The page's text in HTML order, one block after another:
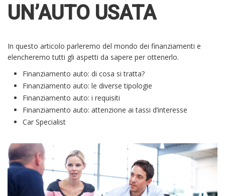
UN’AUTO USATA
In questo articolo parleremo del mondo dei finanziamenti e
elencheremo tutti gli aspetti da sapere per ottenerlo.
Finanziamento auto: di cosa si tratta?
Finanziamento auto: le diverse tipologie
Finanziamento auto: i requisiti
Finanziamento auto: attenzione ai tassi d’interesse
Car Specialist